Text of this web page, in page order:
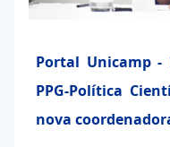
Portal Unicamp -
PPG-Política
nova